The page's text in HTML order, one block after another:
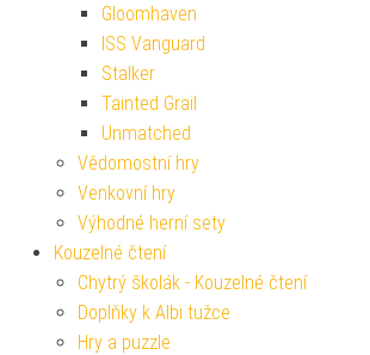
Gloomhaven
ISS Vanguard
Stalker
Tainted Grail
Unmatched
Vědomostní hry
Venkovní hry
Výhodné herní sety
Kouzelné čtení
Chytrý školák - Kouzelné čtení
Doplňky k Albi tužce
Hry a puzzle